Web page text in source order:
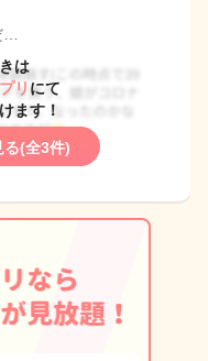
は
リ にて
ます！
る(全3件)